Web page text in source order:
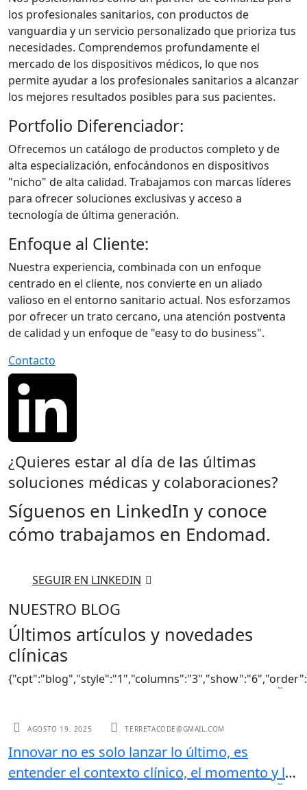
los profesionales sanitarios, con productos de
vanguardia y un servicio personalizado que prioriza tus
necesidades. Comprendemos profundamente el
mercado de los dispositivos médicos, lo que nos
permite ayudar a los profesionales sanitarios a alcanzar
los mejores resultados posibles para sus pacientes.
Portfolio Diferenciador:
Ofrecemos un catálogo de productos completo y de
alta especialización, enfocándonos en dispositivos
"nicho" de alta calidad. Trabajamos con marcas líderes
para ofrecer soluciones exclusivas y acceso a
tecnología de última generación.
Enfoque al Cliente:
Nuestra experiencia, combinada con un enfoque
centrado en el cliente, nos convierte en un aliado
valioso en el entorno sanitario actual. Nos esforzamos
por ofrecer un trato cercano, una atención postventa
de calidad y un enfoque de "easy to do business".
Contacto
¿Quieres estar al día de las últimas
soluciones médicas y colaboraciones?
Síguenos en LinkedIn y conoce
cómo trabajamos en Endomad.
SEGUIR EN LINKEDIN
NUESTRO BLOG
Últimos artículos y novedades
clínicas
AGOSTO 19. 2025 TERRETACODE@GMAIL.COM
Innovar no es solo lanzar lo último, es
entender el contexto clínico, el momento y lo